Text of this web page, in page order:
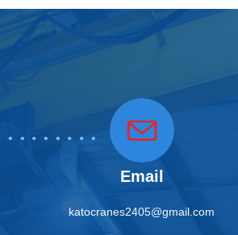
một dự án bằng bê tông cốt thép, tiết kiệm
Email
katocranes2405@gmail.com